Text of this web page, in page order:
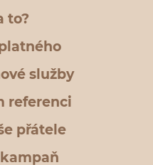
to?
služby
referenci
přátele